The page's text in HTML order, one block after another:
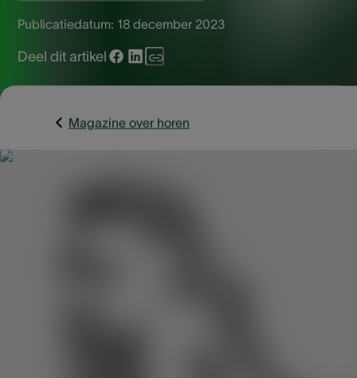
Publicatiedatum: 18 december 2023
Deel dit artikel
Magazine over horen